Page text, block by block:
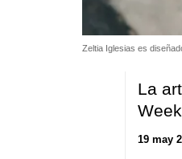
Zeltia Iglesias es
La
19 may